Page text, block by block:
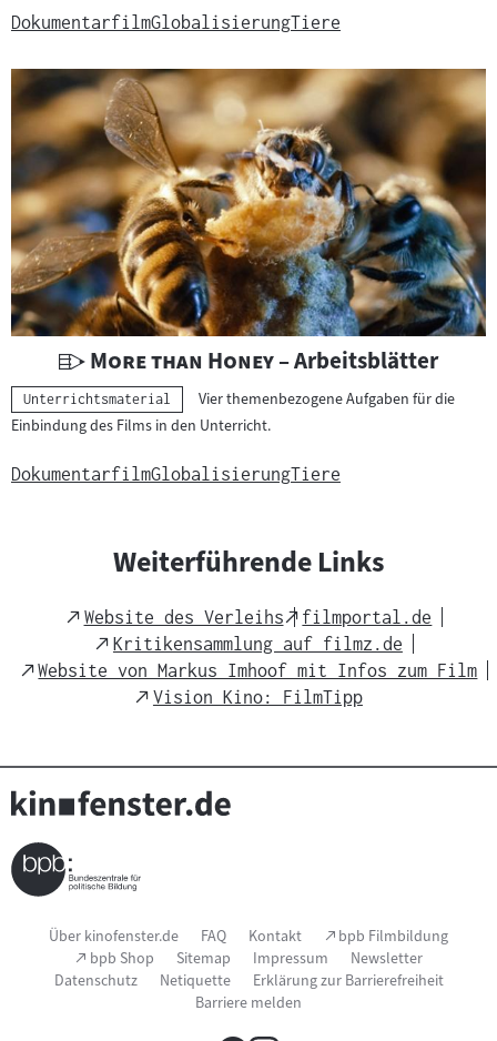
e
r
i
c
h
t
s
m
a
t
e
r
i
a
l
:
DokumentarfilmGlobalisierungTiere
U
n
t
r
t
m
r
i
:
"
More than Honey"– Arbeitsblätter
Kategorie:
Unterrichtsmaterial
Vier themenbezogene Aufgaben für die
Einbindung des Films in den Unterricht.
DokumentarfilmGlobalisierungTiere
Weiterführende Links
External
Link
Website des Verleihs
External
Link
filmportal.de
External
Link
Kritikensammlung auf filmz.de
External
Website von Markus Imhoof mit Infos zum Film
External
Vision Kino: FilmTipp
Seitenfußnavigation
Über kinofenster.de FAQ Kontakt (Link
öffnet
im
neuen
bpb Filmbildung
(Link
öffnet
im
bpb Shop Sitemap Impressum
Newsletter
Datenschutz
Netiquette
Erklärung zur Barrierefreiheit
Barriere melden